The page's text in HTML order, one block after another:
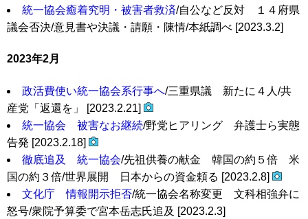
統一協会癒着究明・被害者救済/自公など反対 １４府県
議会否決/意見書や決議・請願・陳情/本紙調べ [2023.3.2]
2023年2月
政活費使い統一協会系行事へ/三重県議 新たに４人/共
産党「返還を」 [2023.2.21]
統一協会 被害なお継続/野党ヒアリング 弁護士ら実態
告発 [2023.2.18]
徹底追及 統一協会/先祖供養の献金 韓国の約５倍 米
国の約３倍/世界展開 日本からの資金頼る [2023.2.8]
文化庁 情報開示拒否/統一協会名称変更 文科相強弁に
怒号/衆院予算委で宮本岳志氏追及 [2023.2.3]